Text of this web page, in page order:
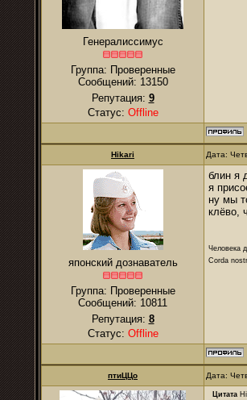
Генералиссимус
Группа: Проверенные
Сообщений: 13150
Репутация: 9
Статус: Offline
Hikari Дата:
японский дознаватель
Группа: Проверенные
Сообщений: 10811
Репутация: 8
Статус: Offline
блин я
я
ну мы
клёво,
Человека
Corda
птиЦЦо Дата:
Цитата